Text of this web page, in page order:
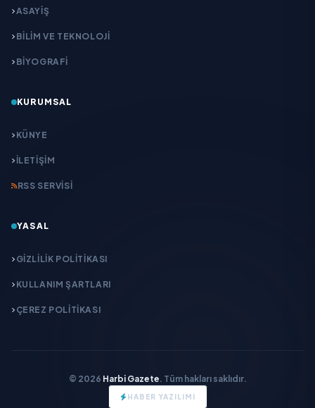
ASAYİŞ
BİLİM VE TEKNOLOJİ
BİYOGRAFİ
KURUMSAL
KÜNYE
İLETIŞIM
RSS SERVISI
YASAL
GIZLILIK POLITIKASI
KULLANIM ŞARTLARI
ÇEREZ POLITIKASI
© 2026 Harbi Gazete. Tüm hakları saklıdır.
HABER YAZILIMI